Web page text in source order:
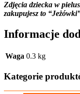
Zdjęcia dziecka w
zakupujesz to
Informacje
Waga 0.3 kg
Kategorie